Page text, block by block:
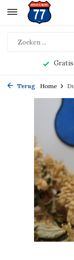
Gratis
Terug Home